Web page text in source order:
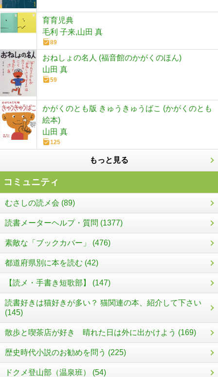
育育児典
毛利 子来,山田 真
89
おねしょの名人 (福音館のかがくのほん)
山田 真
59
かがくのとも版 きゅうきゅうばこ (かがくのとも
絵本)
山田 真
125
もっと見る
コミュニティ
むさしの読メ会 (89)
読書メーターヘルプ・質問 (1377)
素敵な「ブックカバー」 (476)
都道府県別に本を読む (42)
【読メ・手書き短歌部】 (147)
読書好きは猫好きが多い？ 猫関連の本、紹介して下さい
(145)
散歩と喫茶店が好き 晴れた日は外に出かけよう (169)
歴史時代小説のお勧めを問う (225)
ドクメ登山部（温泉班） (54)